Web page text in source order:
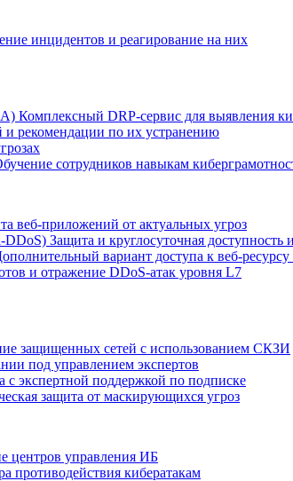
инцидентов и реагирование на них
Комплексный DRP-сервис для выявления
и рекомендации по их устранению
сотрудников навыкам
веб-приложений от актуальных угроз
Защита и круглосуточная доступность
вариант доступа к веб‑ресурсу
и отражение DDoS‑атак уровня L7
защищенных сетей с использованием СКЗИ
под управлением экспертов
с экспертной поддержкой по подписке
защита от маскирующихся угроз
центров управления ИБ
противодействия кибератакам